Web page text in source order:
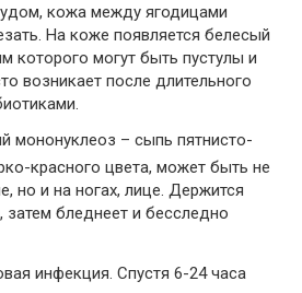
кожа между ягодицами
На коже появляется белесый
которого могут быть пустулы и
возникает после длительного
мононуклеоз – сыпь пятнисто-
красного цвета, может быть не
но и на ногах, лице. Держится
затем бледнеет и бесследно
инфекция. Спустя 6-24 часа